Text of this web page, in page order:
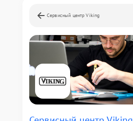
Сервисный центр Viking